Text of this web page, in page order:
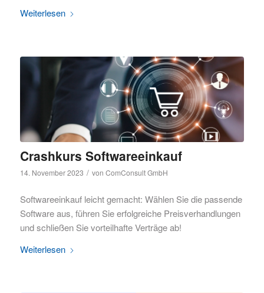
Weiterlesen
Crashkurs Softwareeinkauf
14. November 2023 / von ComConsult GmbH
Softwareeinkauf leicht gemacht: Wählen Sie die passende
Software aus, führen Sie erfolgreiche Preisverhandlungen
und schließen Sie vorteilhafte Verträge ab!
Weiterlesen